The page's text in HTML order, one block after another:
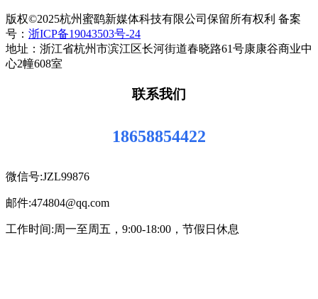
版权©2025杭州蜜鹞新媒体科技有限公司保留所有权利 备案
号： 浙ICP备19043503号-24
地址：浙江省杭州市滨江区长河街道春晓路61号康康谷商业中
心2幢608室
联系我们
18658854422
微信号:JZL99876
邮件:474804@qq.com
工作时间:周一至周五，9:00-18:00，节假日休息